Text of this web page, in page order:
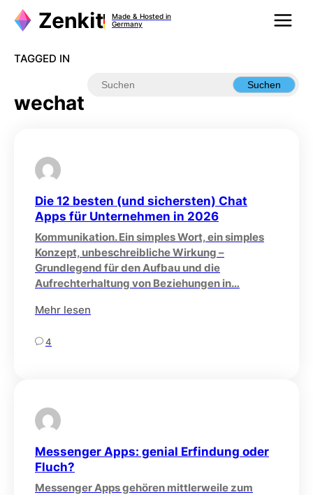
Inhalt
Made & Hosted in
Germany
TAGGED IN
wechat
Suchen
Die 12 besten (und sichersten) Chat
Apps für Unternehmen in 2026
Kommunikation. Ein simples Wort, ein simples
Konzept, unbeschreibliche Wirkung –
Grundlegend für den Aufbau und die
Aufrechterhaltung von Beziehungen in…
Mehr lesen
4
Messenger Apps: genial Erfindung oder
Fluch?
Messenger Apps gehören mittlerweile zum